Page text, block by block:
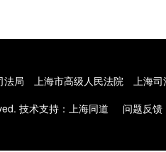
法局 上海市高级人民法院
上海
技术支持： 上海同道 问题反馈